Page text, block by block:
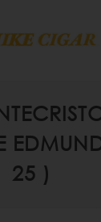
25 )